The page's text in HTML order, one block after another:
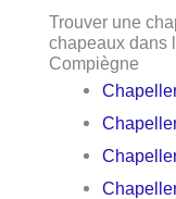
Trouver une
chapeaux dans
Compiègne